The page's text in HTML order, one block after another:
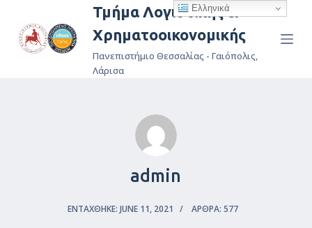
ε
Τμήμα Λογιστικής &
Χρηματοοικονομικής
Πανεπιστήμιο Θεσσαλίας - Γαιόπολις,
Λάρισα
admin
ΕΝΤΆΧΘΗΚΕ: JUNE 11, 2021 ΆΡΘΡΑ: 577
Ελληνικά